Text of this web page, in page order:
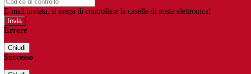
E-mail inviata, si prega di controllare la casella di posta elettronica!
Errore
Chiudi
Successo